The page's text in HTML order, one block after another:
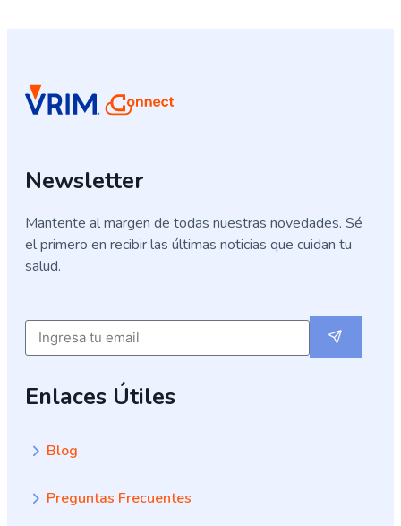
Newsletter
Mantente al margen de todas nuestras novedades. Sé
el primero en recibir las últimas noticias que cuidan tu
salud.
Email Submit
Enlaces Útiles
Blog
Preguntas Frecuentes